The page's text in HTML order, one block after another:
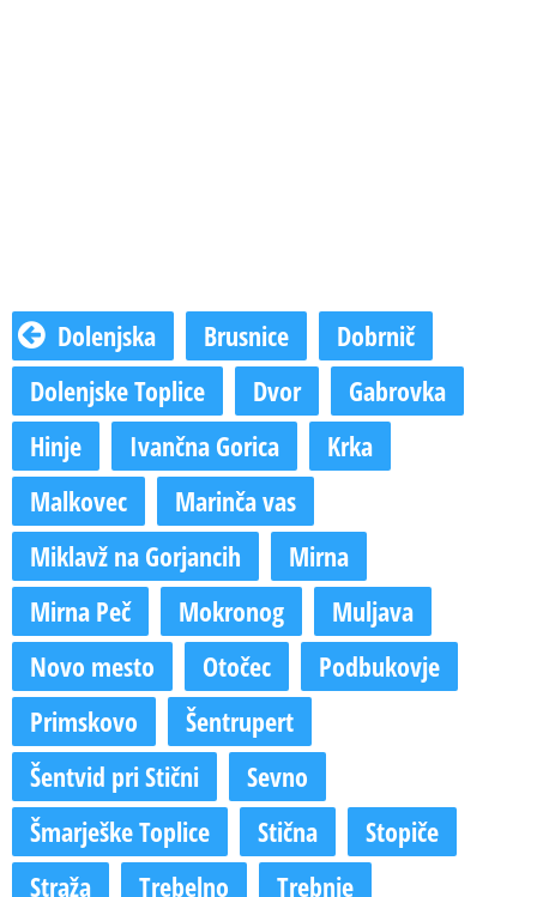
Dolenjska Brusnice
Dobrnič
Dolenjske Toplice
Dvor
Gabrovka
Hinje
Ivančna Gorica
Krka
Malkovec
Marinča vas
Miklavž na Gorjancih
Mirna
Mirna Peč
Mokronog
Muljava
Novo mesto
Otočec
Podbukovje
Primskovo
Šentrupert
Šentvid pri Stični
Sevno
Šmarješke Toplice
Stična
Stopiče
Straža
Trebelno Trebnje